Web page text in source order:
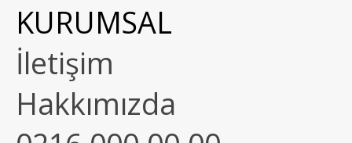
KURUMSAL
İletişim
Hakkımızda